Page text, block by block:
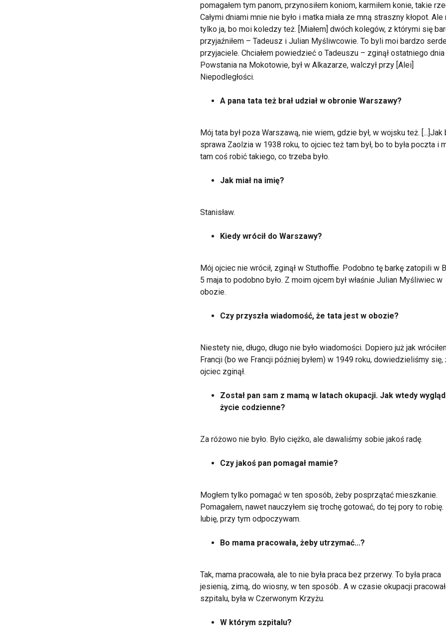
pomagałem tym panom, przynosiłem koniom, karmiłem konie, takie
Całymi dniami mnie nie było i matka miała ze mną straszny kłopot. Ale
tylko ja, bo moi koledzy też. [Miałem] dwóch kolegów, z którymi się
przyjaźniłem – Tadeusz i Julian Myśliwcowie. To byli moi bardzo
przyjaciele. Chciałem powiedzieć o Tadeuszu – zginął ostatniego dnia
Powstania na Mokotowie, był w Alkazarze, walczył przy [Alei]
Niepodległości.
A pana tata też brał udział w obronie Warszawy?
Mój tata był poza Warszawą, nie wiem, gdzie był, w wojsku też. [...]Jak
sprawa Zaolzia w 1938 roku, to ojciec też tam był, bo to była poczta i
tam coś robić takiego, co trzeba było.
Jak miał na imię?
Stanisław.
Kiedy wrócił do Warszawy?
Mój ojciec nie wrócił, zginął w Stuthoffie. Podobno tę barkę zatopili w
5 maja to podobno było. Z moim ojcem był właśnie Julian Myśliwiec w
obozie.
Czy przyszła wiadomość, że tata jest w obozie?
Niestety nie, długo, długo nie było wiadomości. Dopiero już jak
Francji (bo we Francji później byłem) w 1949 roku, dowiedzieliśmy się,
ojciec zginął.
Został pan sam z mamą w latach okupacji. Jak wtedy
życie codzienne?
Za różowo nie było. Było ciężko, ale dawaliśmy sobie jakoś radę.
Czy jakoś pan pomagał mamie?
Mogłem tylko pomagać w ten sposób, żeby posprzątać mieszkanie.
Pomagałem, nawet nauczyłem się trochę gotować, do tej pory to
lubię, przy tym odpoczywam.
Bo mama pracowała, żeby utrzymać...?
Tak, mama pracowała, ale to nie była praca bez przerwy. To była praca
jesienią, zimą, do wiosny, w ten sposób.. A w czasie okupacji
szpitalu, była w Czerwonym Krzyżu.
W którym szpitalu?